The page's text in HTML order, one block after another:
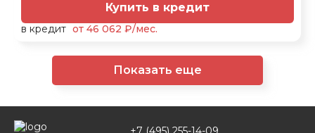
Купить в кредит
в кредит от 46 062 ₽/мес.
Показать еще